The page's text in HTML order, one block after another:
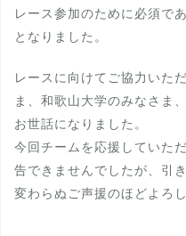
レース参加のために必須で
となりました。
レースに向けてご協力いた
ま、和歌山大学のみなさま
お世話になりました。
今回チームを応援していた
告できませんでしたが、引
変わらぬご声援のほどよろ